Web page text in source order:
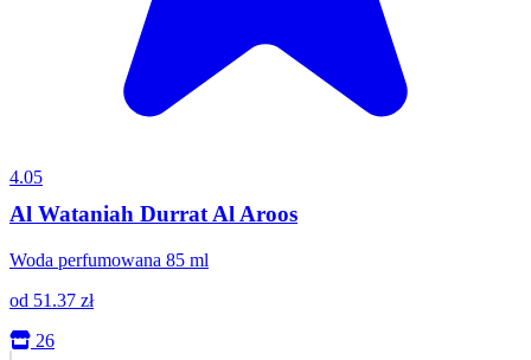
4.05
Al Wataniah Durrat Al Aroos
Woda perfumowana 85 ml
od 51.37 zł
26